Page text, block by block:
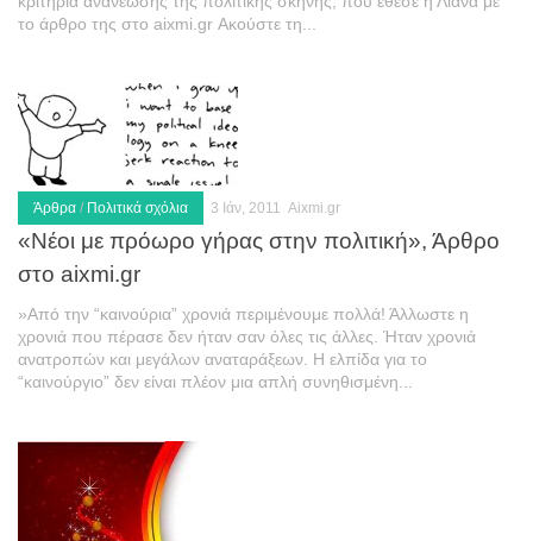
το άρθρο της στο aixmi.gr Ακούστε τη...
Άρθρα / Πολιτικά σχόλια 3 Ιάν, 2011 Aixmi.gr
«Νέοι με πρόωρο γήρας στην πολιτική», Άρθρο
στο aixmi.gr
»Από την “καινούρια” χρονιά περιμένουμε πολλά! Άλλωστε η
χρονιά που πέρασε δεν ήταν σαν όλες τις άλλες. Ήταν χρονιά
ανατροπών και μεγάλων αναταράξεων. Η ελπίδα για το
“καινούργιο” δεν είναι πλέον μια απλή συνηθισμένη...